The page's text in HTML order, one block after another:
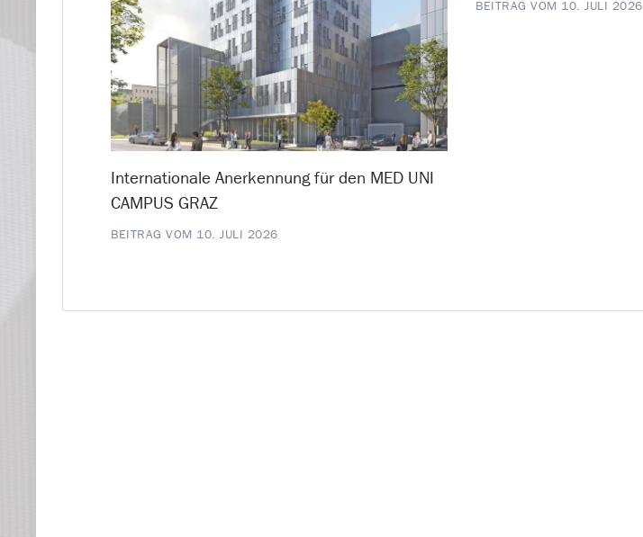
Internationale Anerkennung für den MED UNI
CAMPUS GRAZ
BEITRAG VOM 10. JULI 2026
BEITRAG VOM 10. JULI 2026